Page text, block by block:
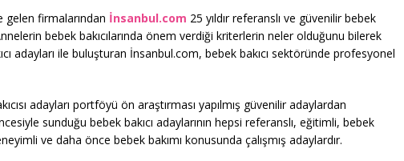
gelen firmalarından İnsanbul.com 25 yıldır referanslı ve güvenilir bebek
bebek bakıcılarında önem verdiği kriterlerin neler olduğunu bilerek
adayları ile buluşturan İnsanbul.com, bebek bakıcı sektöründe profesyonel
adayları portföyü ön araştırması yapılmış güvenilir adaylardan
sunduğu bebek bakıcı adaylarının hepsi referanslı, eğitimli, bebek
ve daha önce bebek bakımı konusunda çalışmış adaylardır.